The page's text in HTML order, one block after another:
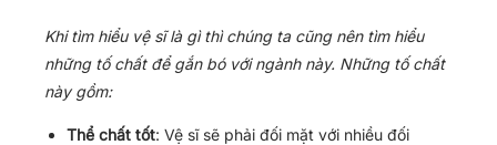
Khi tìm hiểu vệ sĩ là gì thì chúng ta cũng nên tìm hiểu
những tố chất để gắn bó với ngành này. Những tố chất
này gồm:
Thể chất tốt: Vệ sĩ sẽ phải đối mặt với nhiều đối